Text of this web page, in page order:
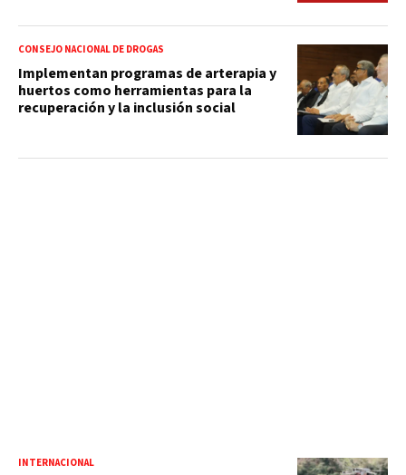
CONSEJO NACIONAL DE DROGAS
Implementan programas de arterapia y
huertos como herramientas para la
recuperación y la inclusión social
INTERNACIONAL